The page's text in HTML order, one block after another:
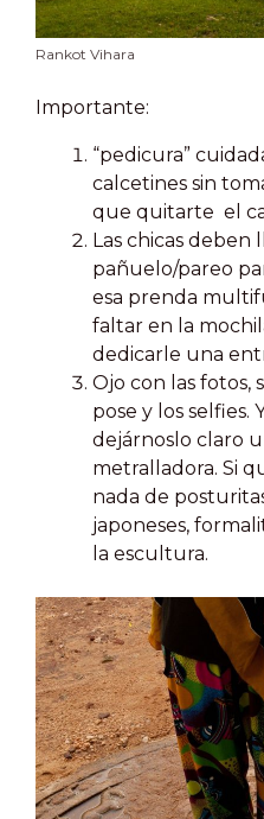
Rankot Vihara
Importante:
“pedicura”
calcetines sin
que quitarte el
Las chicas deben
pañuelo/pareo
esa prenda
faltar en la
dedicarle una
Ojo con las fotos,
pose y los selfies.
dejárnoslo claro
metralladora. Si
nada de
japoneses,
la escultura.